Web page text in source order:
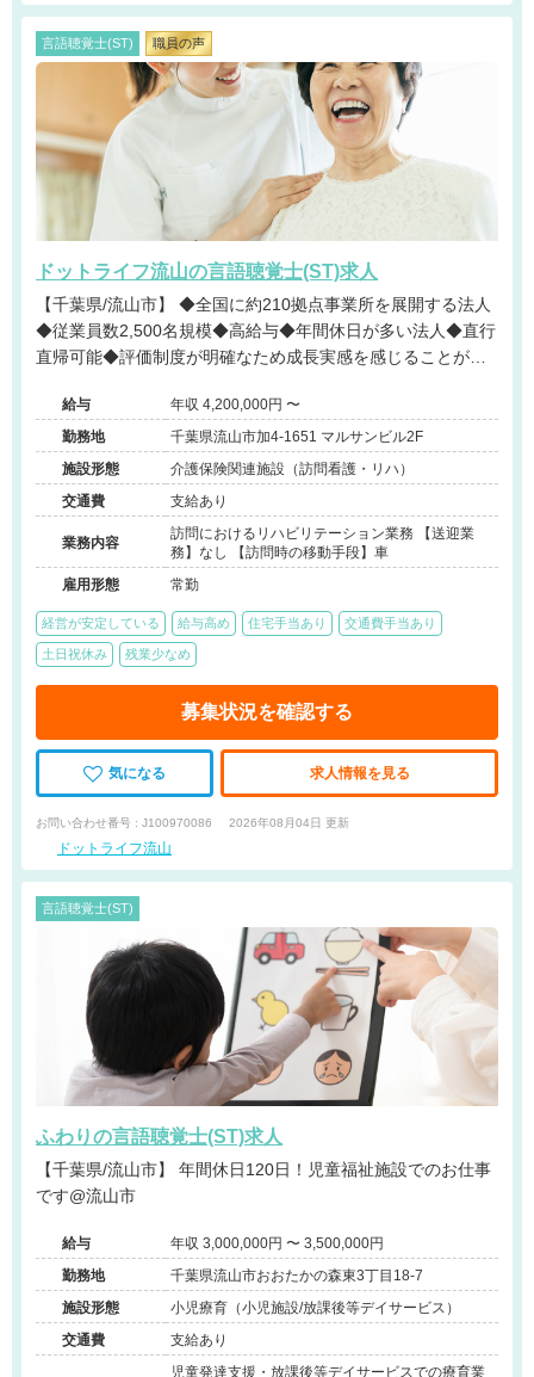
言語聴覚士(ST) 職員の声
ドットライフ流山の言語聴覚士(ST)求人
【千葉県/流山市】 ◆全国に約210拠点事業所を展開する法人
◆従業員数2,500名規模◆高給与◆年間休日が多い法人◆直行
直帰可能◆評価制度が明確なため成長実感を感じることが可
給与
年収 4,200,000円 〜
勤務地
千葉県流山市加4-1651 マルサンビル2F
施設形態
介護保険関連施設（訪問看護・リハ）
交通費
支給あり
業務内容
訪問におけるリハビリテーション業務 【送迎業
務】なし 【訪問時の移動手段】車
雇用形態
常勤
経営が安定している 給与高め 住宅手当あり 交通費手当あり
土日祝休み 残業少なめ
募集状況を確認する
気になる 求人情報を見る
お問い合わせ番号 : J100970086 2026年08月04日 更新
ドットライフ流山
言語聴覚士(ST)
ふわりの言語聴覚士(ST)求人
【千葉県/流山市】 年間休日120日！児童福祉施設でのお仕事
です@流山市
給与
年収 3,000,000円 〜 3,500,000円
勤務地
千葉県流山市おおたかの森東3丁目18-7
施設形態
小児療育（小児施設/放課後等デイサービス）
交通費
支給あり
児童発達支援・放課後等デイサービスでの療育業